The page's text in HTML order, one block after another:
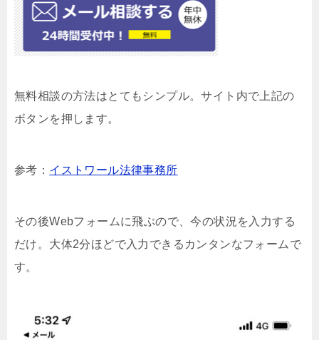
無料相談の方法はとてもシンプル。サイト内で上記の
ボタンを押します。
参考： イストワール法律事務所
その後Webフォームに飛ぶので、今の状況を入力する
だけ。大体2分ほどで入力できるカンタンなフォームで
す。